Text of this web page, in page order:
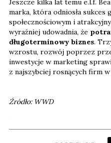
Jeszcze kilka lat temu e.l.f.
marka, która odniosła sukces
społecznościowym i
wyraźniej udowadnia, że
długoterminowy biznes.
wzrostu, rozwój poprzez
inwestycje w marketing
z najszybciej rosnących firm
Źródło: WWD